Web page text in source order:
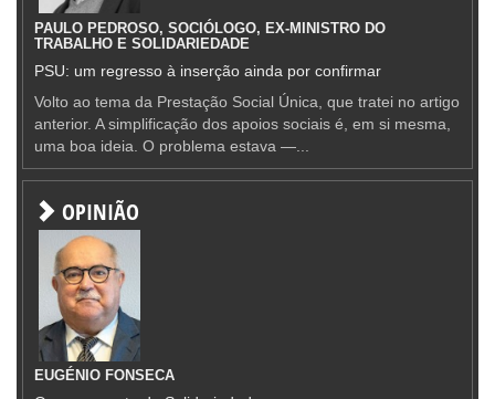
PAULO PEDROSO, SOCIÓLOGO, EX-MINISTRO DO
TRABALHO E SOLIDARIEDADE
PSU: um regresso à inserção ainda por confirmar
Volto ao tema da Prestação Social Única, que tratei no artigo
anterior. A simplificação dos apoios sociais é, em si mesma,
uma boa ideia. O problema estava —...
OPINIÃO
EUGÉNIO FONSECA